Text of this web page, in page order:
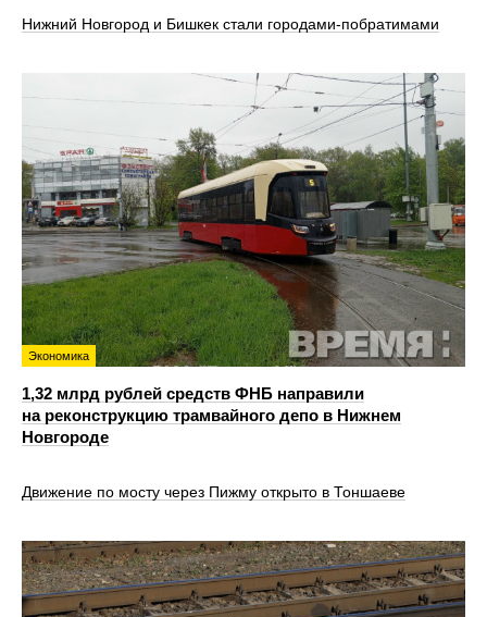
Нижний Новгород и Бишкек стали городами-побратимами
Экономика
1,32 млрд рублей средств ФНБ направили
на реконструкцию трамвайного депо в Нижнем
Новгороде
Движение по мосту через Пижму открыто в Тоншаеве